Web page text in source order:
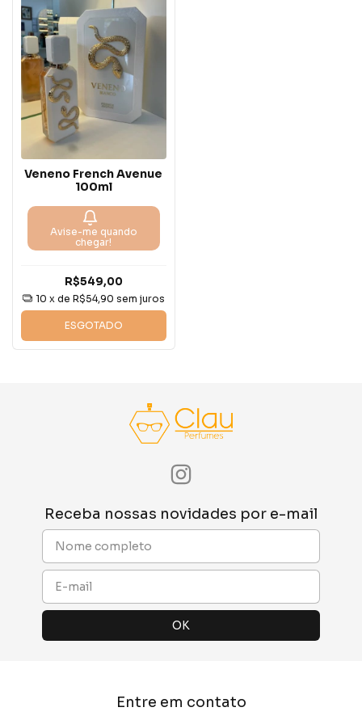
Veneno French Avenue
100ml
Avise-me quando
chegar!
R$549,00
10 x de R$54,90 sem juros
ESGOTADO
Receba nossas novidades por e-mail
Entre em contato